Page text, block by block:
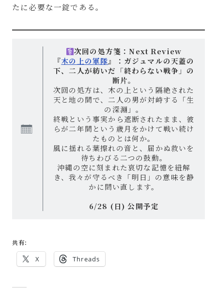
たに必要な一錠である。
次回の処方箋：Next Review
『木の上の軍隊』：ガジュマルの天蓋の
下、二人が紡いだ「終わらない戦争」の
断片。
次回の処方は、木の上という隔絶された
天と地の間で、二人の男が対峙する「生
の深淵」。
終戦という事実から遮断されたまま、彼
らが二年間という歳月をかけて戦い続け
たものとは何か。
風に揺れる葉擦れの音と、届かぬ救いを
待ちわびる二つの鼓動。
沖縄の空に刻まれた哀切な記憶を紐解
き、我々が守るべき「明日」の意味を静
かに問い直します。
6/28 (日) 公開予定
共有:
X Threads